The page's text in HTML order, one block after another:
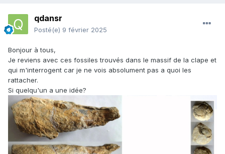
qdansr
Posté(e) 9 février 2025
Bonjour à tous,
Je reviens avec ces fossiles trouvés dans le massif de la clape et
qui m'interrogent car je ne vois absolument pas a quoi les
rattacher.
Si quelqu'un a une idée?